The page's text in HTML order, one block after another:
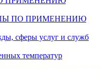
ПО ПРИМЕНЕНИЮ
сферы услуг и служб
температур